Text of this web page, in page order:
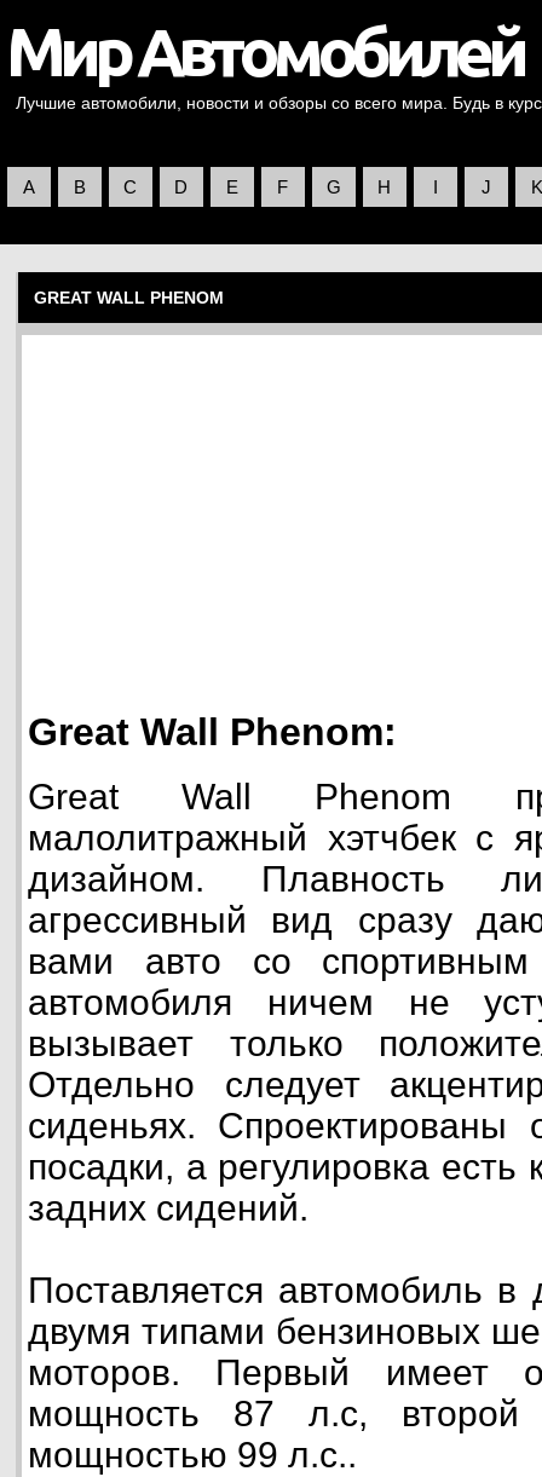
Лучшие автомобили, новости и обзоры со всего мира. Будь в
A B C D E F G H I J K
GREAT WALL PHENOM
Great Wall Phenom:
Great Wall Phenom
малолитражный хэтчбек с
дизайном. Плавность
агрессивный вид сразу
вами авто со
автомобиля ничем не
вызывает только
Отдельно следует
сиденьях. Спроектированы
посадки, а регулировка есть
задних сидений.
Поставляется автомобиль в
двумя типами бензиновых
моторов. Первый имеет
мощность 87 л.с, второй
мощностью 99 л.с..